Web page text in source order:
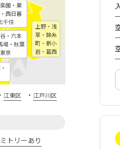
・六本
場・秋葉
京
園・巣
西日暮
千住
上野・浅
草・錦糸
町・新小
岩・葛西
江東区 ・ 江戸川区
トリーあり